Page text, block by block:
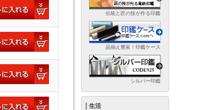
伝統と匠の技が作る印鑑
品揃え豊富！印鑑ケース
シルバー印鑑
生活